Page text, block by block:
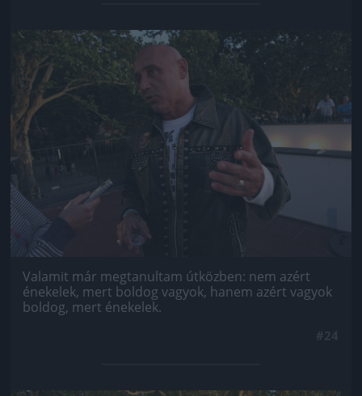
Jön még kép!
Valamit már megtanultam útközben: nem azért
énekelek, mert boldog vagyok, hanem azért vagyok
boldog, mert énekelek.